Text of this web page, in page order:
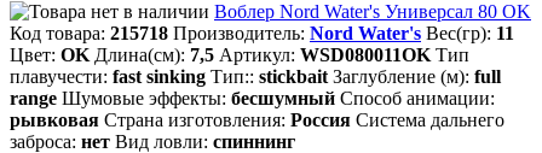
Воблер Nord Water's Универсал 80 OK
Код товара: 215718 Производитель: Nord Water's Вес(гр): 11
Цвет: OK Длина(см): 7,5 Артикул: WSD080011OK Тип
плавучести: fast sinking Тип:: stickbait Заглубление (м): full
range Шумовые эффекты: бесшумный Способ анимации:
рывковая Страна изготовления: Россия Система дальнего
заброса: нет Вид ловли: спиннинг